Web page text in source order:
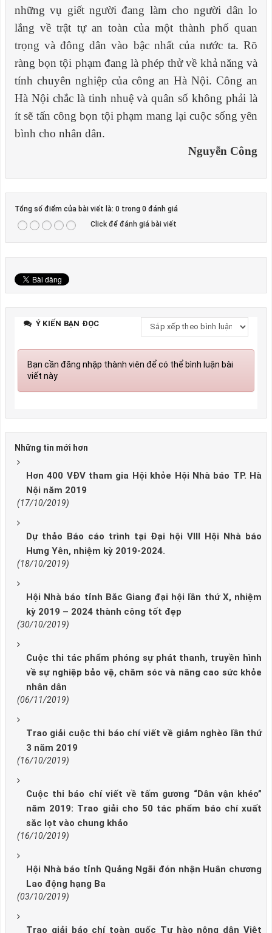
những vụ giết người đang làm cho người dân lo
lắng về trật tự an toàn của một thành phố quan
trọng và đông dân vào bậc nhất của nước ta. Rõ
ràng bọn tội phạm đang là phép thử về khả năng và
tính chuyên nghiệp của công an Hà Nội. Công an
Hà Nội chắc là tinh nhuệ và quân số không phải là
ít sẽ tấn công bọn tội phạm mang lại cuộc sống yên
bình cho nhân dân.
Nguyễn Công
Tổng số điểm của bài viết là: 0 trong 0 đánh giá
Click để đánh giá bài viết
Ý KIẾN BẠN ĐỌC
Bạn cần đăng nhập thành viên để có thể bình luận bài
viết này
Những tin mới hơn
Hơn 400 VĐV tham gia Hội khỏe Hội Nhà báo TP. Hà
Nội năm 2019
(17/10/2019)
Dự thảo Báo cáo trình tại Đại hội VIII Hội Nhà báo
Hưng Yên, nhiệm kỳ 2019-2024.
(18/10/2019)
Hội Nhà báo tỉnh Bắc Giang đại hội lần thứ X, nhiệm
kỳ 2019 – 2024 thành công tốt đẹp
(30/10/2019)
Cuộc thi tác phẩm phóng sự phát thanh, truyền hình
về sự nghiệp bảo vệ, chăm sóc và nâng cao sức khỏe
nhân dân
(06/11/2019)
Trao giải cuộc thi báo chí viết về giảm nghèo lần thứ
3 năm 2019
(16/10/2019)
Cuộc thi báo chí viết về tấm gương “Dân vận khéo”
năm 2019: Trao giải cho 50 tác phẩm báo chí xuất
sắc lọt vào chung khảo
(16/10/2019)
Hội Nhà báo tỉnh Quảng Ngãi đón nhận Huân chương
Lao động hạng Ba
(03/10/2019)
Trao giải báo chí toàn quốc Tự hào nông dân Việt